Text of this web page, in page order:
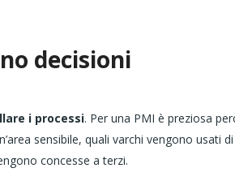
decisioni
i processi. Per una PMI è preziosa
sensibile, quali varchi vengono usati
concesse a terzi.